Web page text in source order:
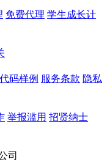
免费代理 学生成长计
码样例 服务条款 隐私
举报滥用 招贤纳士
司